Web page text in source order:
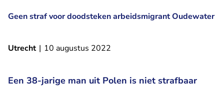
Geen straf voor doodsteken arbeidsmigrant Oudewater
Utrecht | 10 augustus 2022
Een 38-jarige man uit Polen is niet strafbaar